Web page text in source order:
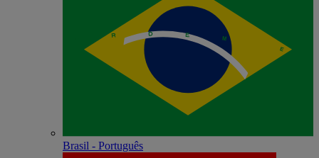
Brasil - Português